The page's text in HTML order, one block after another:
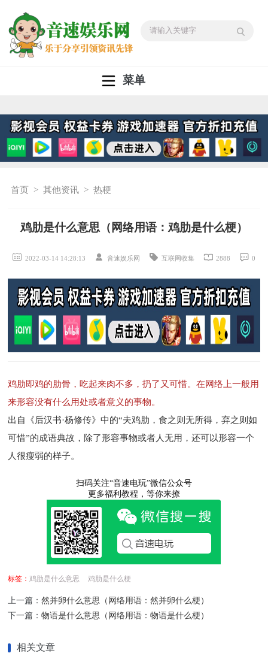
菜单
首页 >其他资讯 >热梗
鸡肋是什么意思（网络用语：鸡肋是什么梗）
2022-03-14 14:28:13 音速娱乐网 互联网收集 2888 0
鸡肋即鸡的肋骨，吃起来肉不多，扔了又可惜。在网络上一般用
来形容没有什么用处或者意义的事物。
出自《后汉书·杨修传》中的“夫鸡肋，食之则无所得，弃之则如
可惜”的成语典故，除了形容事物或者人无用，还可以形容一个
人很瘦弱的样子。
扫码关注“音速电玩”微信公众号
更多福利教程，等你来撩
标签： 鸡肋是什么意思 鸡肋是什么梗
上一篇：然并卵什么意思（网络用语：然并卵什么梗）
下一篇：物语是什么意思（网络用语：物语是什么梗）
相关文章